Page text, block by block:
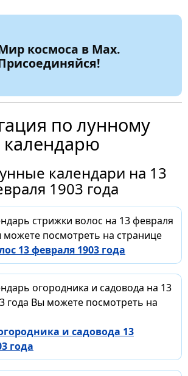
космоса в Max.
по лунному
календарю
календари на 13
1903 года
стрижки волос на 13 февраля
можете посмотреть на странице
13 февраля 1903 года
огородника и садовода на 13
года Вы можете посмотреть на
и садовода 13
года